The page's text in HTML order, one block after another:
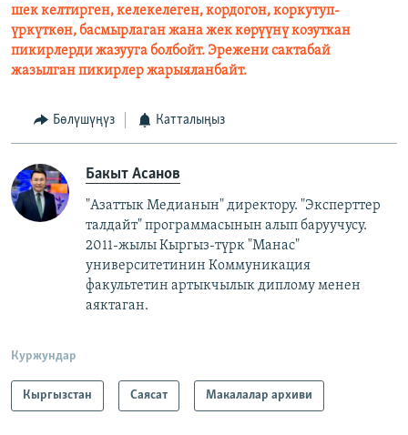
шек келтирген, келекелеген, кордогон, коркутуп-
үркүткөн, басмырлаган жана жек көрүүнү козуткан
пикирлерди жазууга болбойт. Эрежени сактабай
жазылган пикирлер жарыяланбайт.
Бөлүшүңүз Катталыңыз
Бакыт Асанов
"Азаттык Медианын" директору. "Эксперттер
талдайт" программасынын алып баруучусу.
2011-жылы Кыргыз-түрк "Манас"
университетинин Коммуникация
факультетин артыкчылык диплому менен
аяктаган.
Куржундар
Кыргызстан Саясат Макалалар архиви